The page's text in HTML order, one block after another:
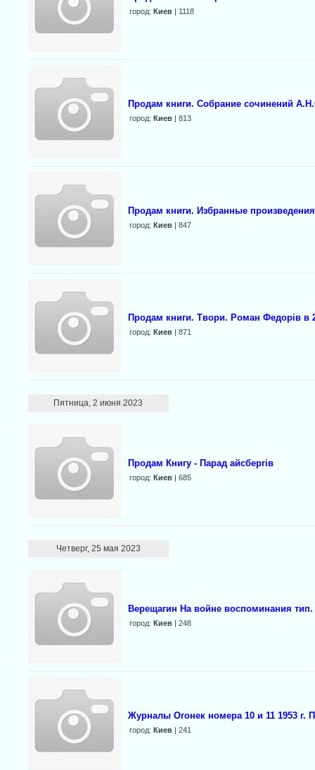
город: Киев | 1118
Продам книги. Собрание сочинений
город: Киев | 813
Продам книги. Избранные
город: Киев | 847
Продам книги. Твори. Роман Федорів в
город: Киев | 871
Пятница, 2 июня 2023
Продам Книгу - Парад айсбергів
город: Киев | 685
Четверг, 25 мая 2023
Верещагин На войне воспоминания
город: Киев | 248
Журналы Огонек номера 10 и 11 1953
город: Киев | 241